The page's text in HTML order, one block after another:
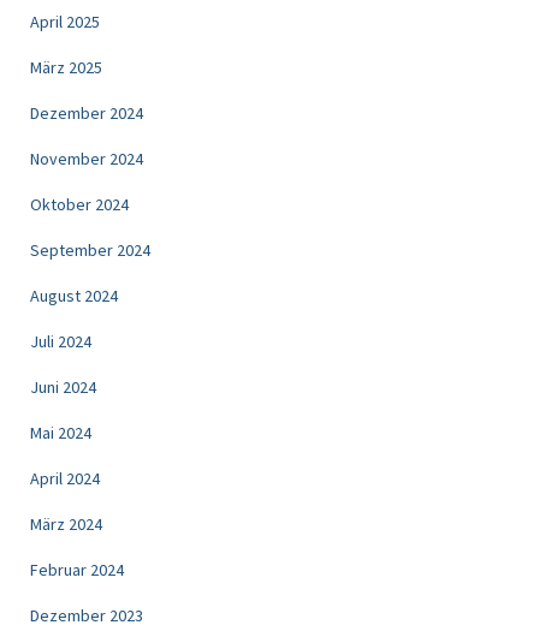
April 2025
März 2025
Dezember 2024
November 2024
Oktober 2024
September 2024
August 2024
Juli 2024
Juni 2024
Mai 2024
April 2024
März 2024
Februar 2024
Dezember 2023